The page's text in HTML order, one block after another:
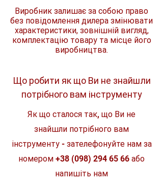
Діаметр 4 мм
Загальна довжина 75 мм
Комплект 1 шт.
Виробник залишає за собою право
без повідомлення дилера змінювати
характеристики, зовнішній вигляд,
комплектацію товару та місце його
виробництва.
Що робити як що Ви не знайшли
потрібного вам інструменту
Як що сталося так, що Ви не
знайшли потрібного вам
інструменту - зателефонуйте нам за
номером +38 (098) 294 65 66 або
напишіть нам